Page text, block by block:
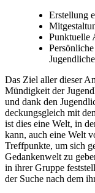
Erstellung
Punktuelle
Das Ziel aller dieser
Mündigkeit der
und dank den
deckungsgleich mit
ist dies eine Welt, in
kann, auch eine Welt
Treffpunkte, um sich
Gedankenwelt zu
in ihrer Gruppe
der Suche nach dem